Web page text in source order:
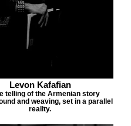
Levon Kafafian
telling of the Armenian story
and weaving, set in a parallel
reality.